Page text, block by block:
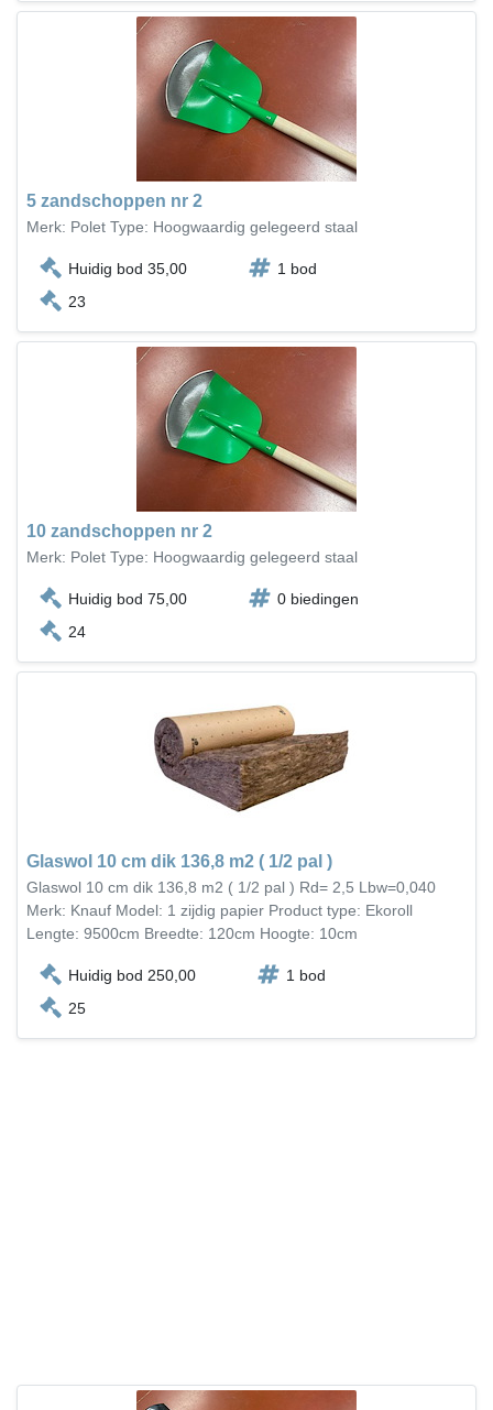
5 zandschoppen nr 2
Merk: Polet Type: Hoogwaardig gelegeerd staal
Huidig bod 35,00
1 bod
23
10 zandschoppen nr 2
Merk: Polet Type: Hoogwaardig gelegeerd staal
Huidig bod 75,00
0 biedingen
24
Glaswol 10 cm dik 136,8 m2 ( 1/2 pal )
Glaswol 10 cm dik 136,8 m2 ( 1/2 pal ) Rd= 2,5 Lbw=0,040
Merk: Knauf Model: 1 zijdig papier Product type: Ekoroll
Lengte: 9500cm Breedte: 120cm Hoogte: 10cm
Huidig bod 250,00
1 bod
25